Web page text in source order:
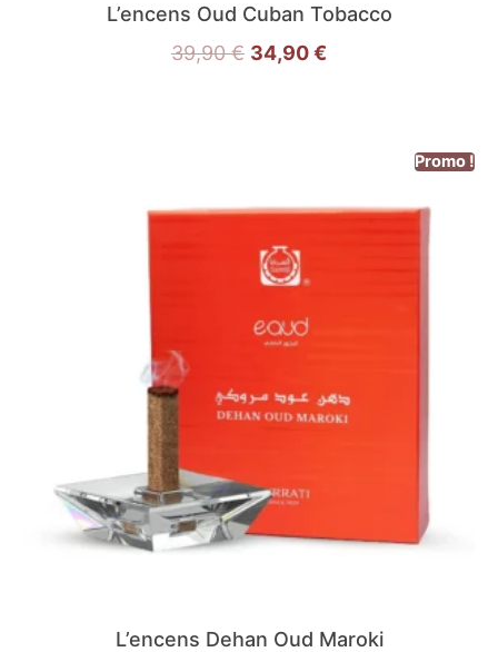
L’encens Oud Cuban Tobacco
39,90€ 34,90€
Promo !
L’encens Dehan Oud Maroki